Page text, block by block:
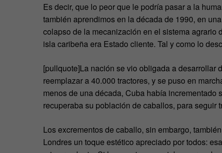
Es decir, que lo peor que le podría pasar a la
también aprendimos en la década de 1990, en
colapso de la mecanización en el sistema
isla caribeña era Estado cliente. Tal y como lo
[pullquote]La nación se vio obligada a desarrollar
reemplazar a 40.000 tractores, y se puso en
menos de una década, Cuba había
recuperaba su población de caballos, para seguir
Los excrementos de caballo, sin embargo,
Londres un toque estético apreciado por todos: